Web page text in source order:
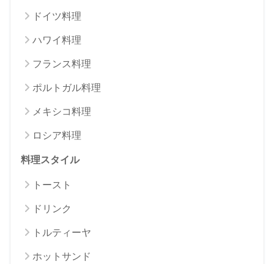
ドイツ料理
ハワイ料理
フランス料理
ポルトガル料理
メキシコ料理
ロシア料理
料理スタイル
トースト
ドリンク
トルティーヤ
ホットサンド